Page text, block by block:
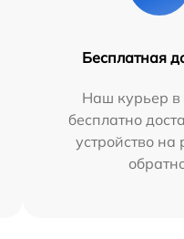
Бесплатная
Наш курьер в
бесплатно
устройство на